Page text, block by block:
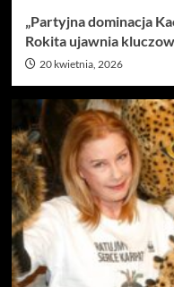
„Partyjna dominacja
Rokita ujawnia
20 kwietnia, 2026